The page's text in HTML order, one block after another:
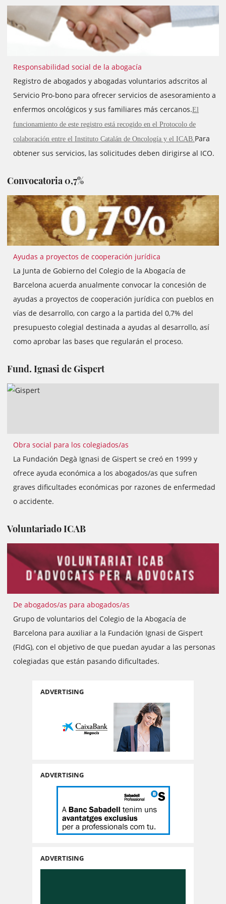
Responsabilidad social de la abogacía
Registro de abogados y abogadas voluntarios adscritos al
Servicio Pro-bono para ofrecer servicios de asesoramiento a
enfermos oncológicos y sus familiares más cercanos.El
funcionamiento de este registro está recogido en el Protocolo de
colaboración entre el Instituto Catalán de Oncología y el ICAB.Para
obtener sus servicios, las solicitudes deben dirigirse al ICO.
Convocatoria 0,7%
Ayudas a proyectos de cooperación jurídica
La Junta de Gobierno del Colegio de la Abogacía de
Barcelona acuerda anualmente convocar la concesión de
ayudas a proyectos de cooperación jurídica con pueblos en
vías de desarrollo, con cargo a la partida del 0,7% del
presupuesto colegial destinada a ayudas al desarrollo, así
como aprobar las bases que regularán el proceso.
Fund. Ignasi de Gispert
Obra social para los colegiados/as
La Fundación Degà Ignasi de Gispert se creó en 1999 y
ofrece ayuda económica a los abogados/as que sufren
graves dificultades económicas por razones de enfermedad
o accidente.
Voluntariado ICAB
De abogados/as para abogados/as
Grupo de voluntarios del Colegio de la Abogacía de
Barcelona para auxiliar a la Fundación Ignasi de Gispert
(FIdG), con el objetivo de que puedan ayudar a las personas
colegiadas que están pasando dificultades.
ADVERTISING
ADVERTISING
ADVERTISING